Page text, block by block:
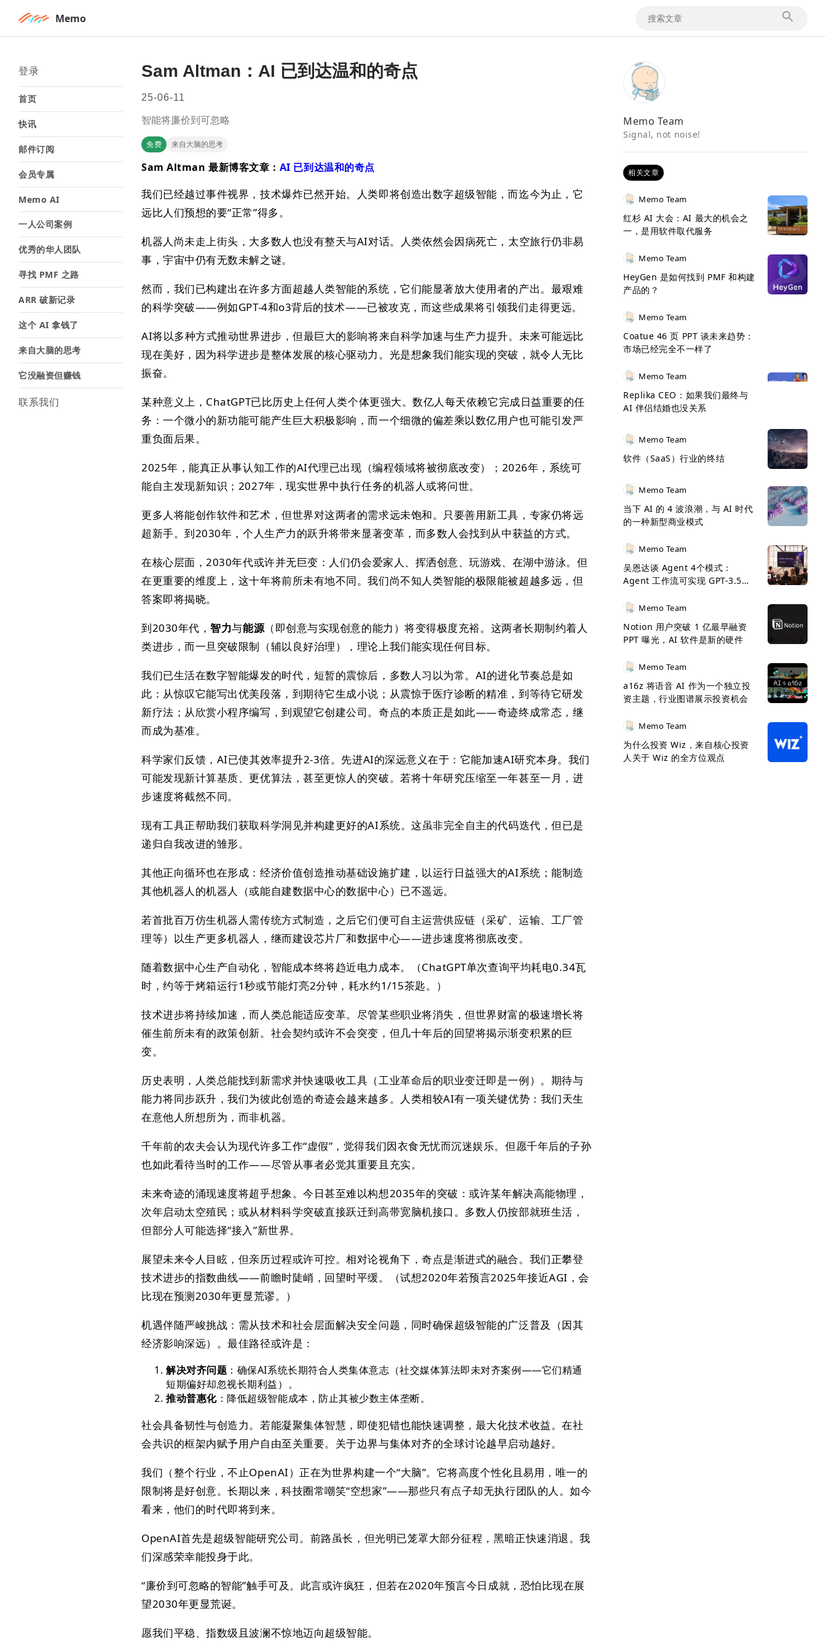
Memo
登录
首页
快讯
邮件订阅
会员专属
Memo AI
一人公司案例
优秀的华人团队
寻找 PMF 之路
ARR 破新记录
这个 AI 拿钱了
来自大脑的思考
它没融资但赚钱
联系我们
Sam Altman：AI ​已到达温和的奇点
25-06-11
智能将廉价到可忽略
免费 来自大脑的思考
​Sam Altman 最新博客文章： AI ​已到达温和的奇点
我们已经越过事件视界，技术爆炸已然开始。人类即将创造出数字超级智能，而迄今为止，它
远比人们预想的要“正常”得多。
机器人尚未走上街头，大多数人也没有整天与AI对话。人类依然会因病死亡，太空旅行仍非易
事，宇宙中仍有无数未解之谜。
然而，我们已构建出在许多方面超越人类智能的系统，它们能显著放大使用者的产出。最艰难
的科学突破——例如GPT-4和o3背后的技术——已被攻克，而这些成果将引领我们走得更远。
AI将以多种方式推动世界进步，但最巨大的影响将来自科学加速与生产力提升。未来可能远比
现在美好，因为科学进步是整体发展的核心驱动力。光是想象我们能实现的突破，就令人无比
振奋。
某种意义上，ChatGPT已比历史上任何人类个体更强大。数亿人每天依赖它完成日益重要的任
务：一个微小的新功能可能产生巨大积极影响，而一个细微的偏差乘以数亿用户也可能引发严
重负面后果。
2025年，能真正从事认知工作的AI代理已出现（编程领域将被彻底改变）；2026年，系统可
能自主发现新知识；2027年，现实世界中执行任务的机器人或将问世。
更多人将能创作软件和艺术，但世界对这两者的需求远未饱和。只要善用新工具，专家仍将远
超新手。到2030年，个人生产力的跃升将带来显著变革，而多数人会找到从中获益的方式。
在核心层面，2030年代或许并无巨变：人们仍会爱家人、挥洒创意、玩游戏、在湖中游泳。但
在更重要的维度上，这十年将前所未有地不同。我们尚不知人类智能的极限能被超越多远，但
答案即将揭晓。
到2030年代，​智力与能源​（即创意与实现创意的能力）将变得极度充裕。这两者长期制约着人
类进步，而一旦突破限制（辅以良好治理），理论上我们能实现任何目标。
我们已生活在数字智能爆发的时代，短暂的震惊后，多数人习以为常。AI的进化节奏总是如
此：从惊叹它能写出优美段落，到期待它生成小说；从震惊于医疗诊断的精准，到等待它研发
新疗法；从欣赏小程序编写，到观望它创建公司。奇点的本质正是如此——奇迹终成常态，继
而成为基准。
科学家们反馈，AI已使其效率提升2-3倍。先进AI的深远意义在于：它能加速AI研究本身。我们
可能发现新计算基质、更优算法，甚至更惊人的突破。若将十年研究压缩至一年甚至一月，进
步速度将截然不同。
现有工具正帮助我们获取科学洞见并构建更好的AI系统。这虽非完全自主的代码迭代，但已是
递归自我改进的雏形。
其他正向循环也在形成：经济价值创造推动基础设施扩建，以运行日益强大的AI系统；能制造
其他机器人的机器人（或能自建数据中心的数据中心）已不遥远。
若首批百万仿生机器人需传统方式制造，之后它们便可自主运营供应链（采矿、运输、工厂管
理等）以生产更多机器人，继而建设芯片厂和数据中心——进步速度将彻底改变。
随着数据中心生产自动化，智能成本终将趋近电力成本。（ChatGPT单次查询平均耗电0.34瓦
时，约等于烤箱运行1秒或节能灯亮2分钟，耗水约1/15茶匙。）
技术进步将持续加速，而人类总能适应变革。尽管某些职业将消失，但世界财富的极速增长将
催生前所未有的政策创新。社会契约或许不会突变，但几十年后的回望将揭示渐变积累的巨
变。
历史表明，人类总能找到新需求并快速吸收工具（工业革命后的职业变迁即是一例）。期待与
能力将同步跃升，我们为彼此创造的奇迹会越来越多。人类相较AI有一项关键优势：我们天生
在意他人所想所为，而非机器。
千年前的农夫会认为现代许多工作“虚假”，觉得我们因衣食无忧而沉迷娱乐。但愿千年后的子孙
也如此看待当时的工作——尽管从事者必觉其重要且充实。
未来奇迹的涌现速度将超乎想象。今日甚至难以构想2035年的突破：或许某年解决高能物理，
次年启动太空殖民；或从材料科学突破直接跃迁到高带宽脑机接口。多数人仍按部就班生活，
但部分人可能选择“接入”新世界。
展望未来令人目眩，但亲历过程或许可控。相对论视角下，奇点是渐进式的融合。我们正攀登
技术进步的指数曲线——前瞻时陡峭，回望时平缓。（试想2020年若预言2025年接近AGI，会
比现在预测2030年更显荒谬。）
机遇伴随严峻挑战：需从技术和社会层面解决安全问题，同时确保超级智能的广泛普及（因其
经济影响深远）。最佳路径或许是：
解决对齐问题 ​：确保AI系统长期符合人类集体意志（社交媒体算法即未对齐案例——它们精通
短期偏好却忽视长期利益）。
推动普惠化​：降低超级智能成本，防止其被少数主体垄断。
社会具备韧性与创造力。若能凝聚集体智慧，即使犯错也能快速调整，最大化技术收益。在社
会共识的框架内赋予用户自由至关重要。关于边界与集体对齐的全球讨论越早启动越好。
我们（整个行业，不止OpenAI）正在为世界构建一个“大脑”。它将高度个性化且易用，唯一的
限制将是好创意。长期以来，科技圈常嘲笑“空想家”——那些只有点子却无执行团队的人。如今
看来，他们的时代即将到来。
OpenAI首先是超级智能研究公司。前路虽长，但光明已笼罩大部分征程，黑暗正快速消退。我
们深感荣幸能投身于此。
“廉价到可忽略的智能”触手可及。此言或许疯狂，但若在2020年预言今日成就，恐怕比现在展
望2030年更显荒诞。
愿我们平稳、指数级且波澜不惊地迈向超级智能。
Memo Team
Signal, not noise!
相关文章
Memo Team
红杉 AI 大会：AI 最大的机会之
一，是用软件取代服务
Memo Team
HeyGen 是如何找到 PMF 和构建
产品的？
Memo Team
Coatue 46 页 PPT 谈未来趋势：
市场已经完全不一样了
Memo Team
Replika CEO：如果我们最终与
AI 伴侣结婚也没关系
Memo Team
软件（SaaS）行业的终结
Memo Team
当下 AI 的 4 波浪潮，与 AI 时代
的一种新型商业模式
Memo Team
吴恩达谈 Agent 4个模式：
Agent 工作流可实现 GPT-3.5
Memo Team
Notion 用户突破 1 亿最早融资
PPT 曝光，AI 软件是新的硬件
Memo Team
a16z 将语音 AI 作为一个独立投
资主题，行业图谱展示投资机会
Memo Team
为什么投资 Wiz，来自核心投资
人关于 Wiz 的全方位观点